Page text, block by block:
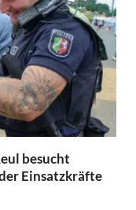
besucht
Einsatzkräfte